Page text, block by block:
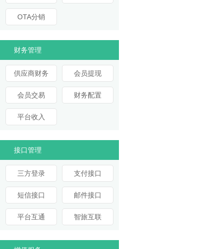
OTA分销
财务管理
供应商财务 会员提现
会员交易 财务配置
平台收入
接口管理
三方登录 支付接口
短信接口 邮件接口
平台互通 智旅互联